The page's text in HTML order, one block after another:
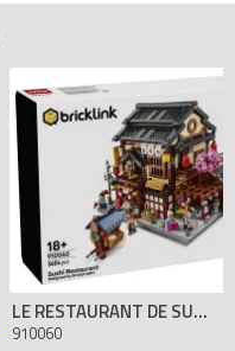
LE RESTAURANT DE SUSHIS
910060